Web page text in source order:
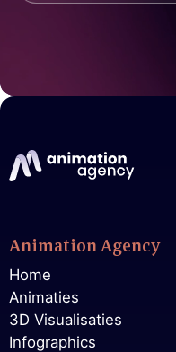
Animation Agency
Home
Animaties
3D Visualisaties
Infographics